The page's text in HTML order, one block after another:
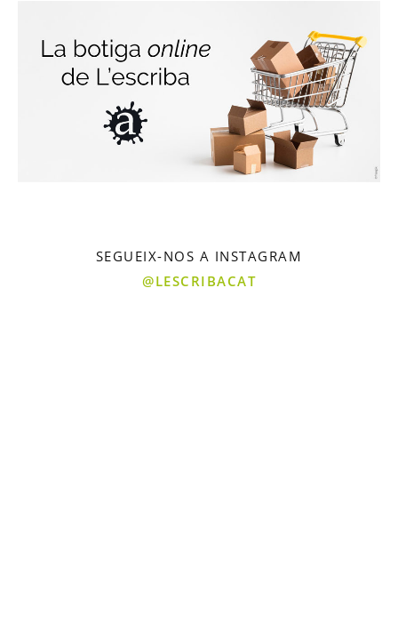
SEGUEIX-NOS A INSTAGRAM
@LESCRIBACAT